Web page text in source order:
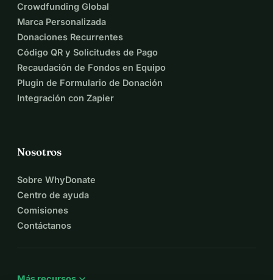
Crowdfunding Global
Marca Personalizada
Donaciones Recurrentes
Código QR y Solicitudes de Pago
Recaudación de Fondos en Equipo
Plugin de Formulario de Donación
Integración con Zapier
Nosotros
Sobre WhyDonate
Centro de ayuda
Comisiones
Contáctanos